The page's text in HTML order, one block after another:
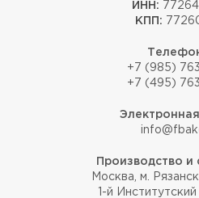
ИНН:
КПП:
+7 (985)
+7 (495)
Производство и
Москва, м.
1-й